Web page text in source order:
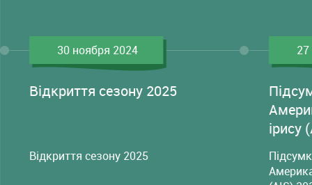
30 ноября 2024
Відкриття сезону 2025
Відкриття сезону 2025
ірису